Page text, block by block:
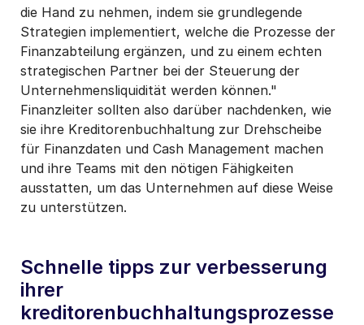
die Hand zu nehmen, indem sie grundlegende
Strategien implementiert, welche die Prozesse der
Finanzabteilung ergänzen, und zu einem echten
strategischen Partner bei der Steuerung der
Unternehmensliquidität werden können."
Finanzleiter sollten also darüber nachdenken, wie
sie ihre Kreditorenbuchhaltung zur Drehscheibe
für Finanzdaten und Cash Management machen
und ihre Teams mit den nötigen Fähigkeiten
ausstatten, um das Unternehmen auf diese Weise
zu unterstützen.
Schnelle tipps zur verbesserung
ihrer
kreditorenbuchhaltungsprozesse